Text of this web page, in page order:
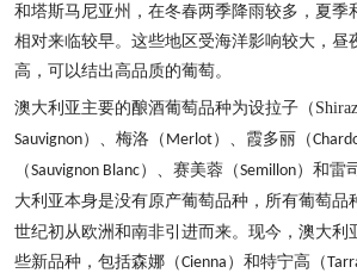
和塔斯马尼亚州，在冬春两季降雨较多，夏季
相对来临较早。这些地区受海洋影响较大，昼
高，可以结出高品质的葡萄。
澳大利亚主要的酿酒葡萄品种为设拉子（ Shiraz
Sauvignon）、梅洛（ Merlot）、霞多丽（
（Sauvignon Blanc）、赛美蓉（Semillon）和雷
大利亚本身是没有原产葡萄品种，所有葡萄品
世纪初从欧洲和南非引进而来。现今，澳大利
些新品种，包括森娜（Cienna ）和特宁高（